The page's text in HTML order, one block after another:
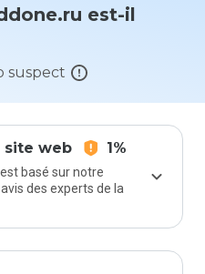
est-il
suspect
site web 1%
basé sur notre
des experts de la